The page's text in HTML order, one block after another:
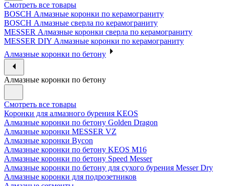
Смотреть все товары
BOSCH Алмазные коронки по керамограниту
BOSCH Алмазные сверла по керамограниту
MESSER Алмазные коронки сверла по керамограниту
MESSER DIY Алмазные коронки по керамограниту
Алмазные коронки по бетону
Алмазные коронки по бетону
Смотреть все товары
Коронки для алмазного бурения KEOS
Алмазные коронки по бетону Golden Dragon
Алмазные коронки MESSER VZ
Алмазные коронки Bycon
Алмазные коронки по бетону KEOS M16
Алмазные коронки по бетону Speed Messer
Алмазные коронки по бетону для сухого бурения Messer Dry
Алмазные коронки для подрозетников